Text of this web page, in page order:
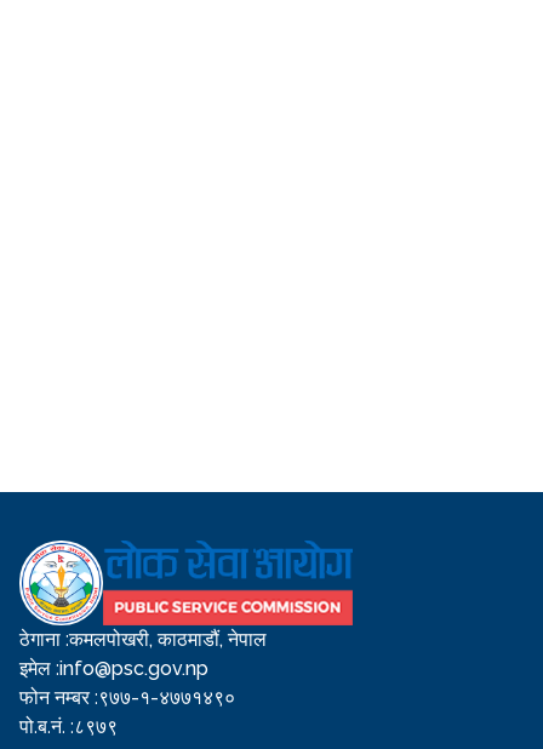
ठेगाना :कमलपोखरी, काठमाडौं, नेपाल
इमेल :info@psc.gov.np
फोन नम्बर :९७७-१-४७७१४९०
पो.ब.नं. :८९७९